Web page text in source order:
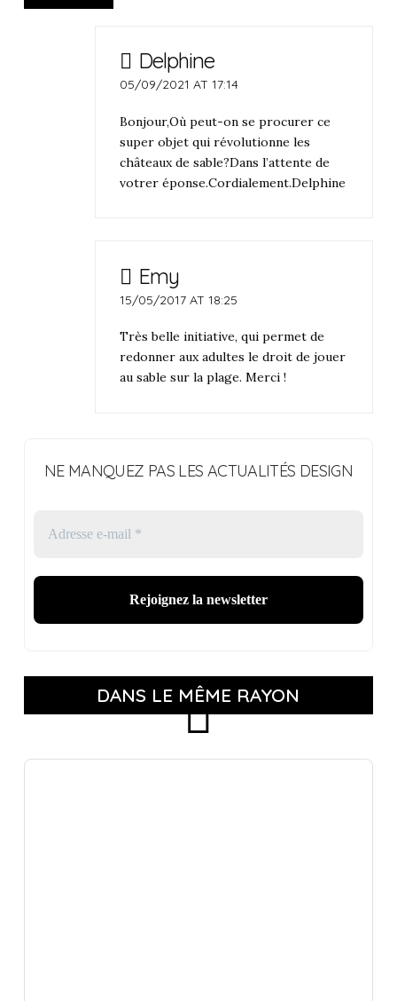
Delphine
05/09/2021 AT 17:14
Bonjour,Où peut-on se procurer ce
super objet qui révolutionne les
châteaux de sable?Dans l’attente de
votrer éponse.Cordialement.Delphine
Emy
15/05/2017 AT 18:25
Très belle initiative, qui permet de
redonner aux adultes le droit de jouer
au sable sur la plage. Merci !
NE MANQUEZ PAS LES ACTUALITÉS DESIGN
DANS LE MÊME RAYON